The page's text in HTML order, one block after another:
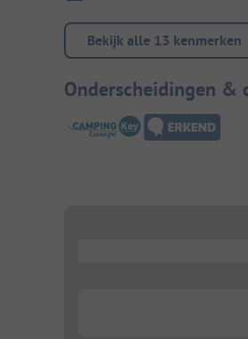
Bekijk alle 13 kenmerken
Onderscheidingen &